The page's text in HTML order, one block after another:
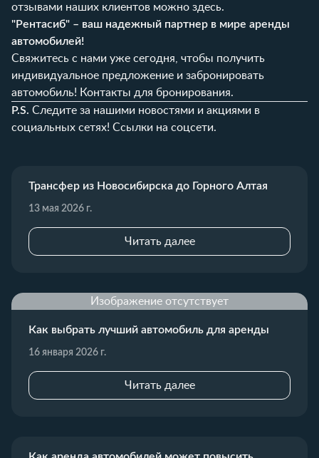
отзывами наших клиентов можно здесь.
"Рентасиб" – ваш надежный партнер в мире аренды
автомобилей!
Свяжитесь с нами уже сегодня, чтобы получить
индивидуальное предложение и забронировать
автомобиль! Контакты для бронирования.
P.S. Следите за нашими новостями и акциями в
социальных сетях! Ссылки на соцсети.
Трансфер из Новосибирска до Горного Алтая
13 мая 2026 г.
Читать далее
Изображение отсутствует
Как выбрать лучший автомобиль для аренды
16 января 2026 г.
Читать далее